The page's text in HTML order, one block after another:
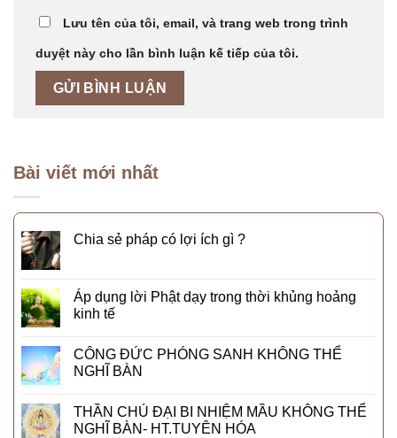
Lưu tên của tôi, email, và trang web trong trình
duyệt này cho lần bình luận kế tiếp của tôi.
Bài viết mới nhất
Chia sẻ pháp có lợi ích gì ?
Áp dụng lời Phật dạy trong thời khủng hoảng
kinh tế
CÔNG ĐỨC PHÓNG SANH KHÔNG THỂ
NGHĨ BÀN
THẦN CHÚ ĐẠI BI NHIỆM MẦU KHÔNG THỂ
NGHĨ BÀN- HT.TUYÊN HÓA